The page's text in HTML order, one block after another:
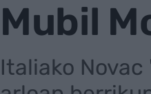
Mubil
Italiako